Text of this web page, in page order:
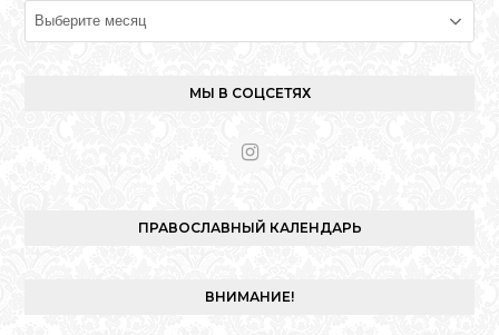
Архивы
МЫ В СОЦСЕТЯХ
I
t
a
ПРАВОСЛАВНЫЙ КАЛЕНДАРЬ
ВНИМАНИЕ!